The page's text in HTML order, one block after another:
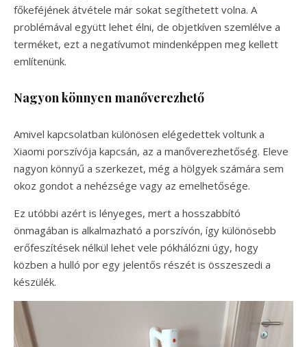
főkeféjének átvétele már sokat segíthetett volna. A
problémával együtt lehet élni, de objetkíven szemlélve a
terméket, ezt a negatívumot mindenképpen meg kellett
említenünk.
Nagyon könnyen manőverezhető
Amivel kapcsolatban különösen elégedettek voltunk a
Xiaomi porszívója kapcsán, az a manőverezhetőség. Eleve
nagyon könnyű a szerkezet, még a hölgyek számára sem
okoz gondot a nehézsége vagy az emelhetősége.
Ez utóbbi azért is lényeges, mert a hosszabbító
önmagában is alkalmazható a porszívón, így különösebb
erőfeszítések nélkül lehet vele pókhálózni úgy, hogy
közben a hulló por egy jelentős részét is összeszedi a
készülék.